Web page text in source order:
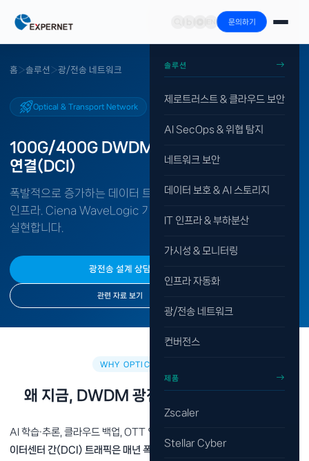
문의하기
솔루션
제로트러스트 & 클라우드 보안
AI SecOps & 위협 탐지
네트워크 보안
데이터 보호 & AI 스토리지
IT 인프라 & 부하분산
가시성 & 모니터링
인프라 자동화
광/전송 네트워크
컨버전스
제품
Zscaler
Stellar Cyber
홈 ›솔루션 ›광/전송 네트워크
Optical & Transport Network
100G/400G DWDM 광전송
연결(DCI)
폭발적으로 증가하는 데이터 트래픽을 감당하는 고용량 광전송
인프라. Ciena WaveLogic 기술로 최소 비용에 최대 용량을
실현합니다.
광전송 설계 상담
관련 자료 보기
WHY OPTICAL NETWORK
왜 지금, DWDM 광전송·DCI가 필요한가?
AI 학습·추론, 클라우드 백업, OTT 영상, 5G 백홀, 실시간 재해복구 등
이터센터 간(DCI) 트래픽은 매년 폭발적으로 증가하고 있습니다.